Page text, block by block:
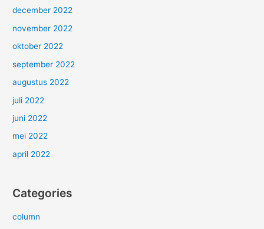
december 2022
november 2022
oktober 2022
september 2022
augustus 2022
juli 2022
juni 2022
mei 2022
april 2022
Categories
column